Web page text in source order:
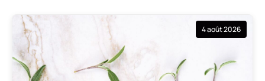
4 août 2026